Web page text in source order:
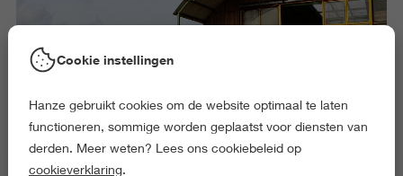
Cookie instellingen
Hanze gebruikt cookies om de website optimaal te laten
functioneren, sommige worden geplaatst voor diensten van
derden. Meer weten? Lees ons cookiebeleid op
cookieverklaring.